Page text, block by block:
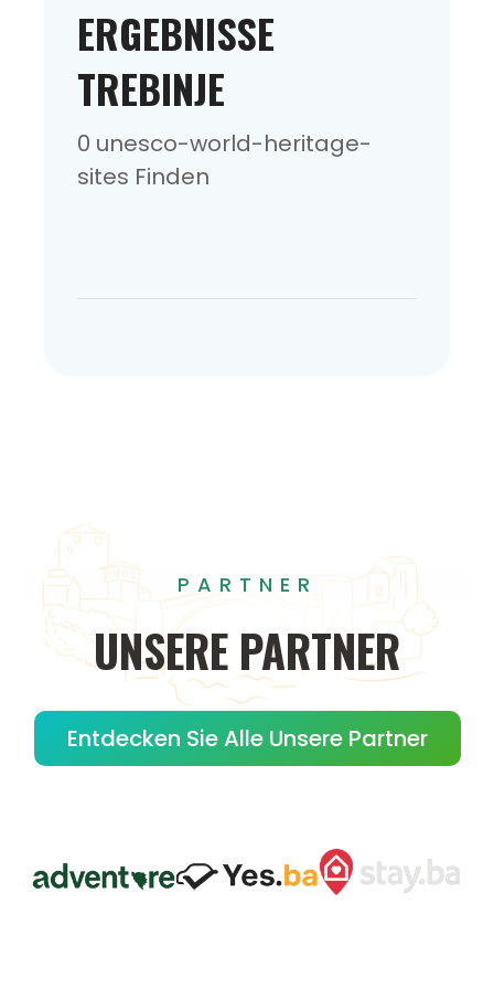
ERGEBNISSE
TREBINJE
0 unesco-world-heritage-
sites Finden
PARTNER
UNSERE PARTNER
Entdecken Sie Alle Unsere Partner